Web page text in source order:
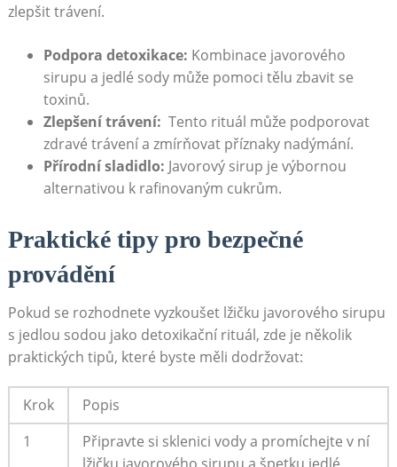
zlepšit trávení.
Podpora detoxikace: Kombinace javorového
sirupu ‍a ⁢jedlé sody může ‌pomoci tělu ‌zbavit⁤ se‍
toxinů.
Zlepšení‍ trávení: ⁣ Tento rituál⁣ může podporovat
zdravé trávení a‍ zmírňovat příznaky nadýmání.
Přírodní sladidlo: Javorový sirup je výbornou
alternativou k rafinovaným cukrům.
Praktické tipy‍ pro bezpečné
provádění
Pokud⁣ se⁤ rozhodnete​ vyzkoušet‌ lžičku javorového sirupu
s jedlou sodou⁣ jako detoxikační‌ rituál, ​zde⁣ je několik​
praktických tipů, které byste ⁤měli dodržovat:
Krok
Popis
1
Připravte si sklenici vody a promíchejte v ní